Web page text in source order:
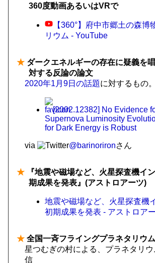
360度動画あるいはVRで
【360°】府中市郷土の森博
リウム - YouTube
★ ダークエネルギーの存在に疑義を
対する反論の論文
2020年1月9日の話題に対するもの。
[2002.12382] No Evidence
Supernova Luminosity
for Dark Energy is Robust
via @barinorironさん
★ 『地震や磁場など、火星探査機イ
期成果を発表』(アストロアーツ)
地震や磁場など、火星探査機
初期成果を発表 - アストロア
★ 全国一斉フライングプラネタリウム
星つむぎの村による、プラネタリ
信